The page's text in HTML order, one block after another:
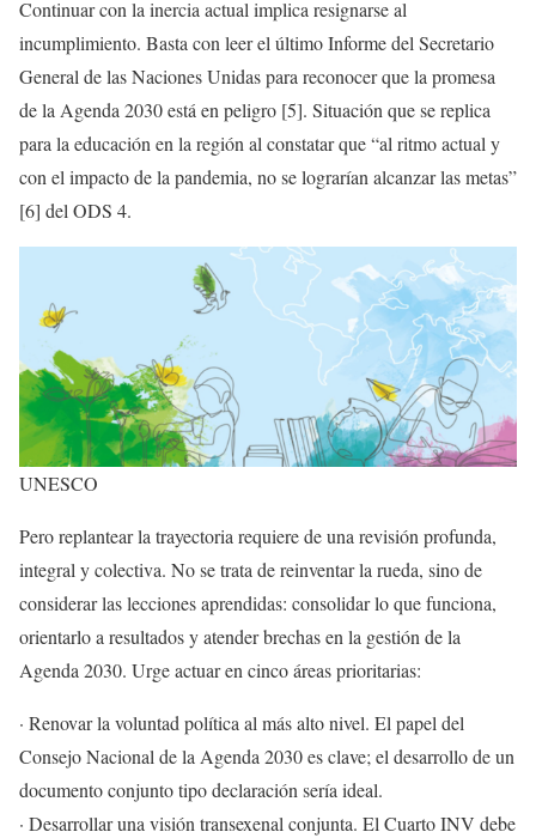
Continuar con la inercia actual implica resignarse al
incumplimiento. Basta con leer el último Informe del Secretario
General de las Naciones Unidas para reconocer que la promesa
de la Agenda 2030 está en peligro [5]. Situación que se replica
para la educación en la región al constatar que “al ritmo actual y
con el impacto de la pandemia, no se lograrían alcanzar las metas”
[6] del ODS 4.
UNESCO
Pero replantear la trayectoria requiere de una revisión profunda,
integral y colectiva. No se trata de reinventar la rueda, sino de
considerar las lecciones aprendidas: consolidar lo que funciona,
orientarlo a resultados y atender brechas en la gestión de la
Agenda 2030. Urge actuar en cinco áreas prioritarias:
· Renovar la voluntad política al más alto nivel. El papel del
Consejo Nacional de la Agenda 2030 es clave; el desarrollo de un
documento conjunto tipo declaración sería ideal.
· Desarrollar una visión transexenal conjunta. El Cuarto INV debe